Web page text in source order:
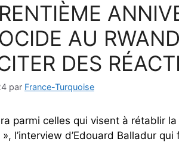
AU
DES
par France-Turquoise
parmi celles qui visent à rétablir
l’interview d’Edouard Balladur